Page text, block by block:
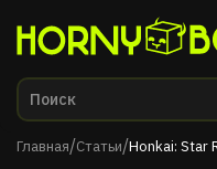
Главная/Статьи/Honkai: Star